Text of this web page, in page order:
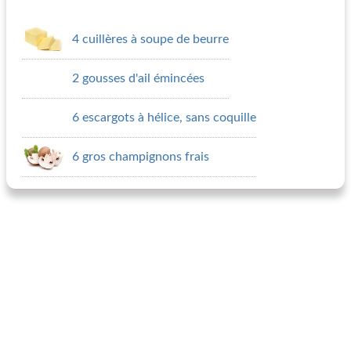
4 cuillères à soupe de beurre
2 gousses d'ail émincées
6 escargots à hélice, sans coquille
6 gros champignons frais